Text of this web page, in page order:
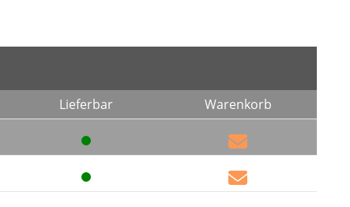
Lieferbar Warenkorb